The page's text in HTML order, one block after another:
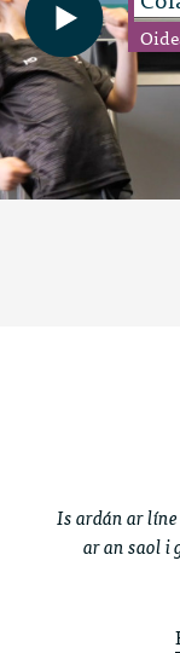
Is ardán ar
ar an saol i